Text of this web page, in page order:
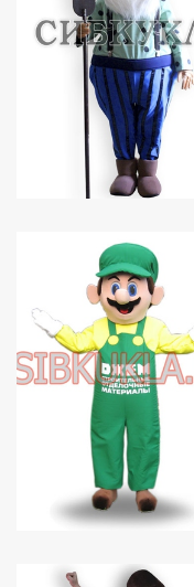
GALLERY
CONTACT